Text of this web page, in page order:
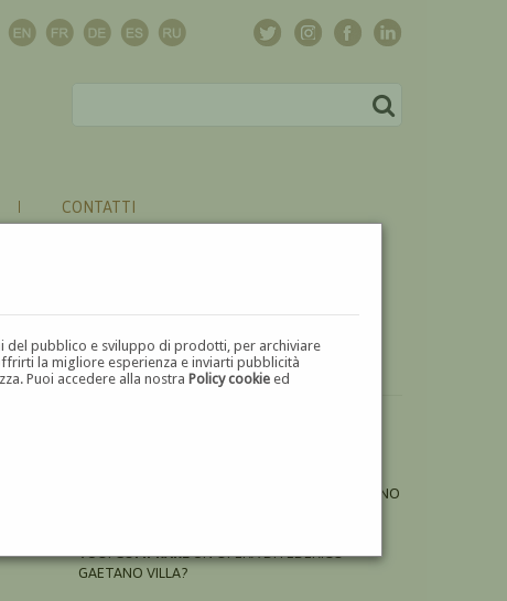
del pubblico e sviluppo di prodotti, per archiviare
la migliore esperienza e inviarti pubblicità
Puoi accedere alla nostraPolicy cookie ed
CONTATTI
UN'OPERA DI FEDERICO GAETANO
VUOICOMPRAREUN'OPERA DI FEDERICO
GAETANO VILLA?